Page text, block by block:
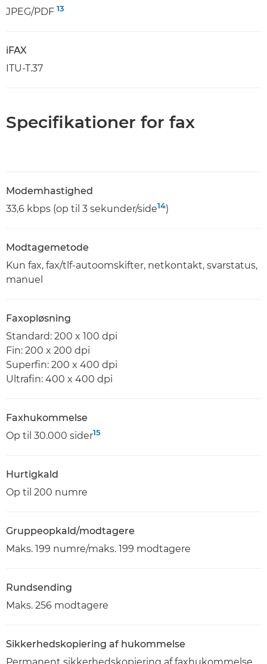
JPEG/PDF 13
iFAX
ITU-T.37
Specifikationer for fax
Modemhastighed
33,6 kbps (op til 3 sekunder/side14)
Modtagemetode
Kun fax, fax/tlf-autoomskifter, netkontakt, svarstatus,
manuel
Faxopløsning
Standard: 200 x 100 dpi
Fin: 200 x 200 dpi
Superfin: 200 x 400 dpi
Ultrafin: 400 x 400 dpi
Faxhukommelse
Op til 30.000 sider15
Hurtigkald
Op til 200 numre
Gruppeopkald/modtagere
Maks. 199 numre/maks. 199 modtagere
Rundsending
Maks. 256 modtagere
Sikkerhedskopiering af hukommelse